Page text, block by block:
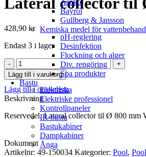
Aseko
Bayrol
Gullberg & Jansson
Kemiska medel för
pH-reglering
Desinfektion
Flockning och alger
Div. rengöring
Spa produkter
Bastu
Elektriska
Elektriske professionel
Kontrollpaneler
IR-bastu
Bastukabiner
Dampkabiner
Ånga
428,90 kr
Endast 3 i lager
Lateral
collector
til
Ø
800
Welldana
Sandfilter
mängd
Lägg till i varukorg
Lägg till i önskelista
Beskrivning
Reservedel. Lateral collector til Ø 800 mm
Dokument
Artikelnr: 49-150034 Kategorier: Pool,